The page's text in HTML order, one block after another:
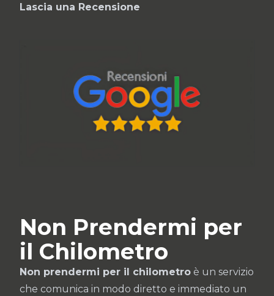
Lascia una Recensione
Non Prendermi per
il Chilometro
Non prendermi per il chilometro è un servizio
che comunica in modo diretto e immediato un